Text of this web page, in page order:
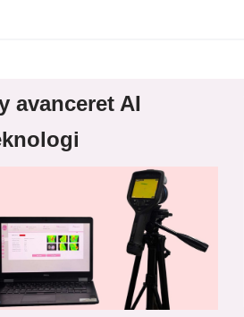
avanceret AI